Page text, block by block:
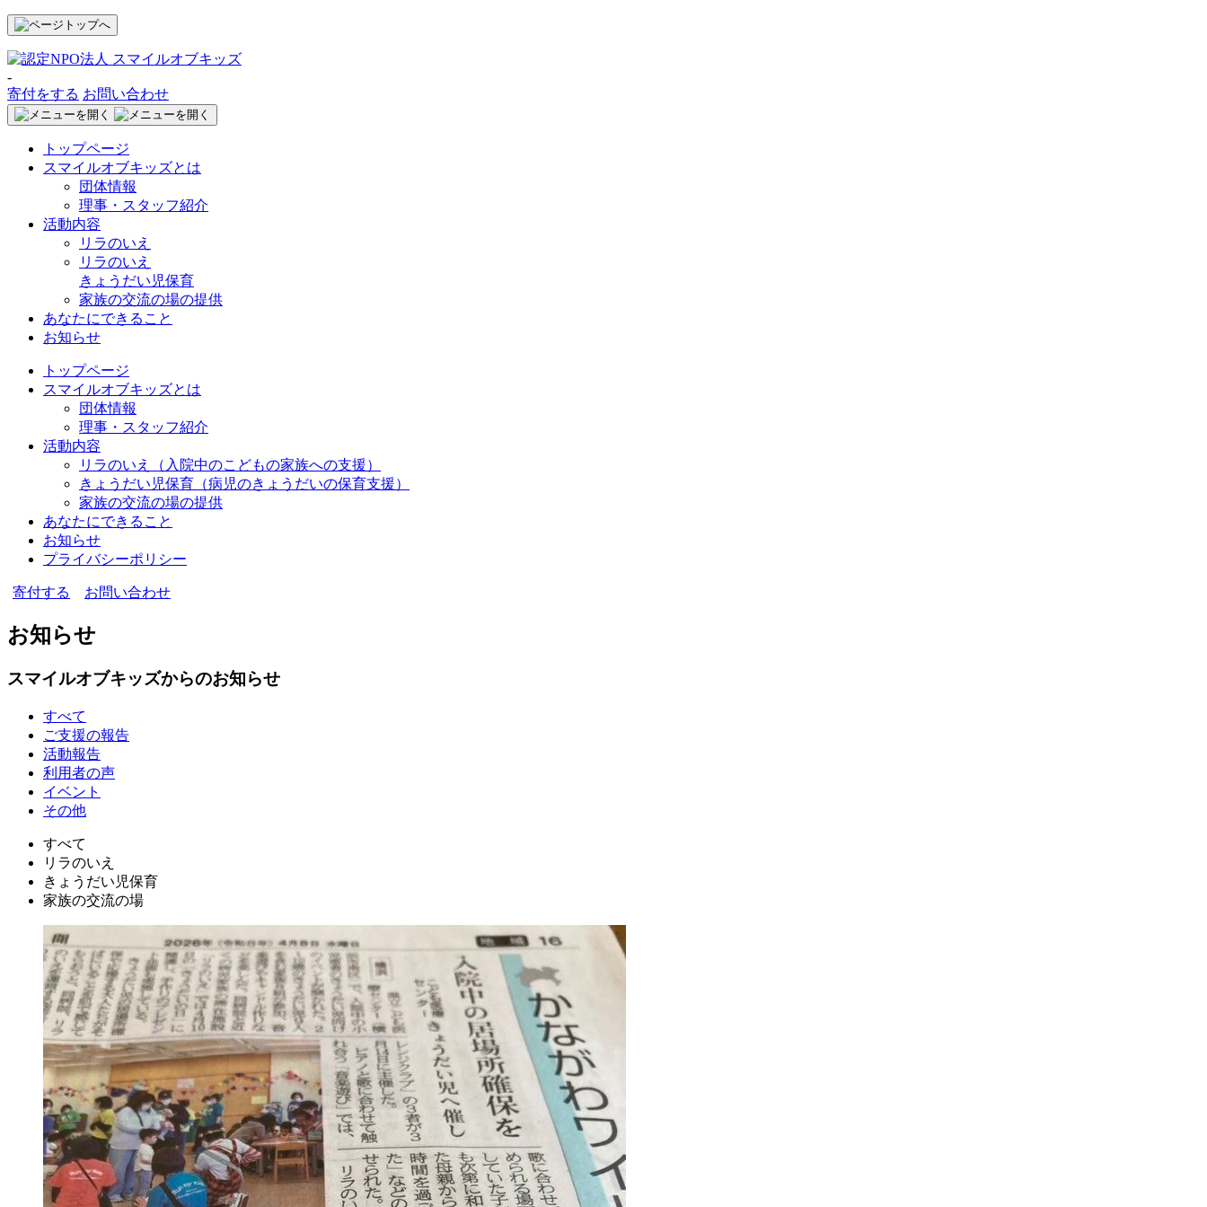
-
寄付をする お問い合わせ
トップページ
スマイルオブキッズとは
団体情報
理事・スタッフ紹介
活動内容
リラのいえ
リラのいえ
きょうだい児保育
家族の交流の場の提供
あなたにできること
お知らせ
トップページ
スマイルオブキッズとは
団体情報
理事・スタッフ紹介
活動内容
リラのいえ
（入院中のこどもの家族への支援）
きょうだい児保育 （病児のきょうだいの保育支援）
家族の交流の場の提供
あなたにできること
お知らせ
プライバシーポリシー
寄付する お問い合わせ
お知らせ
スマイルオブキッズからのお知らせ
すべて
ご支援の報告
活動報告
利用者の声
イベント
その他
すべて
リラのいえ
きょうだい児保育
家族の交流の場